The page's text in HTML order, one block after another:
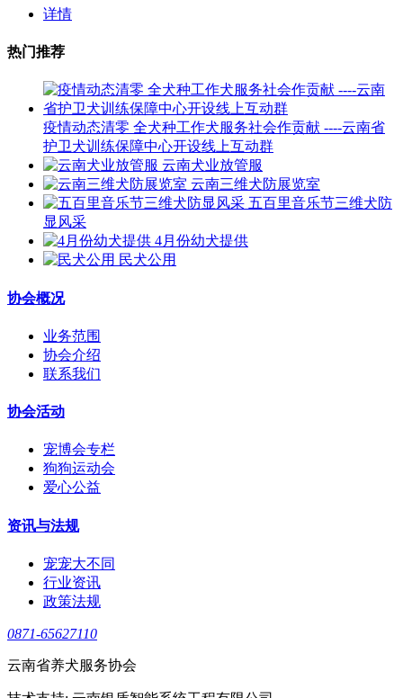
详情
热门推荐
疫情动态清零 全犬种工作犬服务社会作贡献 ----云南省
护卫犬训练保障中心开设线上互动群
云南犬业放管服
云南三维犬防展览室
五百里音乐节三维犬防
显风采
4月份幼犬提供
民犬公用
协会概况
业务范围
协会介绍
联系我们
协会活动
宠博会专栏
狗狗运动会
爱心公益
资讯与法规
宠宠大不同
行业资讯
政策法规
0871-65627110
云南省养犬服务协会